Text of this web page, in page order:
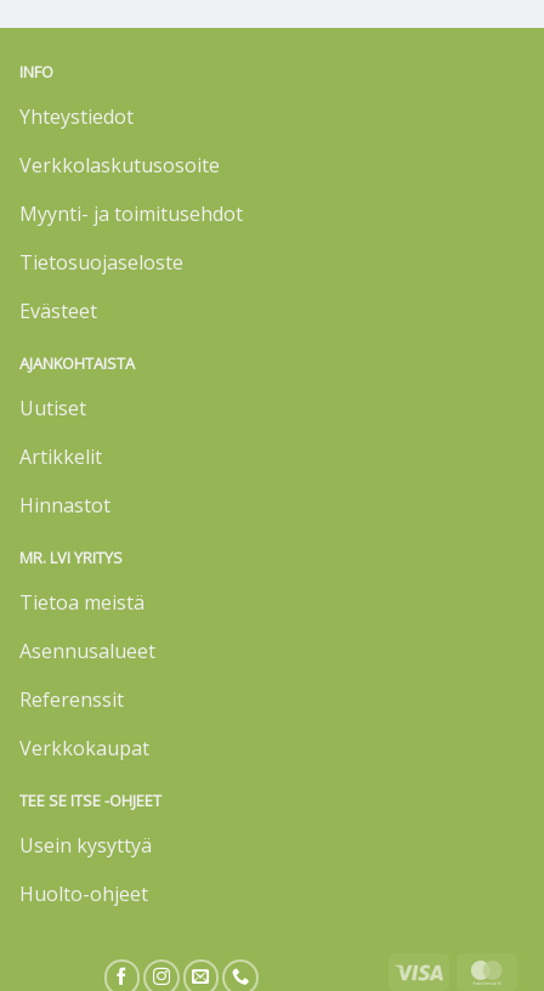
INFO
Yhteystiedot
Verkkolaskutusosoite
Myynti- ja toimitusehdot
Tietosuojaseloste
Evästeet
AJANKOHTAISTA
Uutiset
Artikkelit
Hinnastot
MR. LVI YRITYS
Tietoa meistä
Asennusalueet
Referenssit
Verkkokaupat
TEE SE ITSE -OHJEET
Usein kysyttyä
Huolto-ohjeet
Visa